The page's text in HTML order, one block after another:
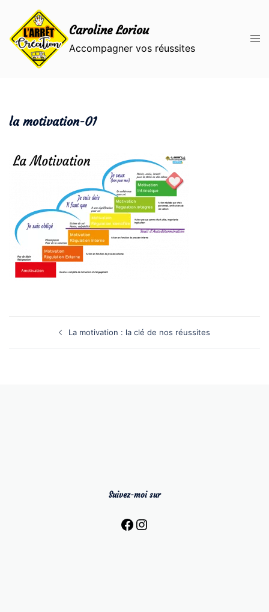
contenu
Caroline Loriou
Accompagner vos réussites
la motivation-01
Navigation
La motivation : la clé de nos réussites
Suivez-moi sur
Facebook
Instagram